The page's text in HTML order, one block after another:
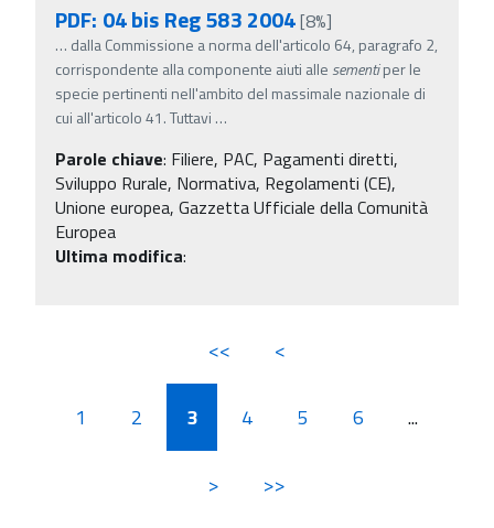
PDF: 04 bis Reg 583 2004[8%]
… dalla Commissione a norma dell'articolo 64, paragrafo 2,
corrispondente alla componente aiuti alle sementiper le
specie pertinenti nell'ambito del massimale nazionale di
cui all'articolo 41. Tuttavi …
Parole chiave: Filiere, PAC, Pagamenti diretti,
Sviluppo Rurale, Normativa, Regolamenti (CE),
Unione europea, Gazzetta Ufficiale della Comunità
Europea
Ultima modifica:
<< <
1 2 3 4 5 6 ...
> >>